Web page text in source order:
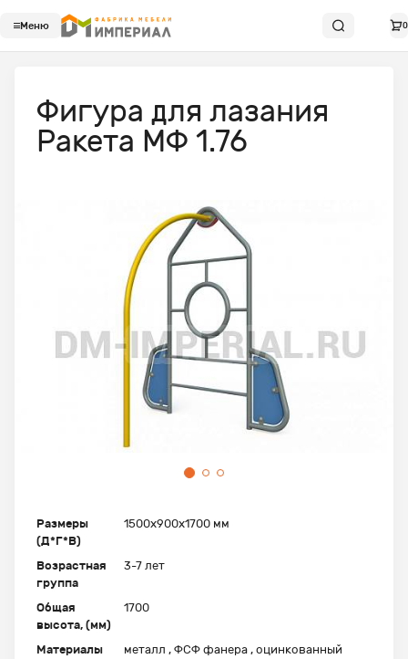
Меню 0
Размеры
(Д*Г*В)
1500x900x1700 мм
Возрастная
группа
3-7 лет
Общая
высота, (мм)
1700
Материалы
металл , ФСФ фанера , оцинкованный
Фигура для лазания
Ракета МФ 1.76